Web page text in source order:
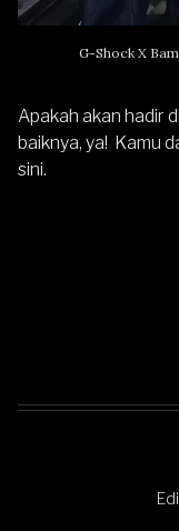
G-Shock X
Apakah akan hadir di
baiknya, ya! Kamu
sini.